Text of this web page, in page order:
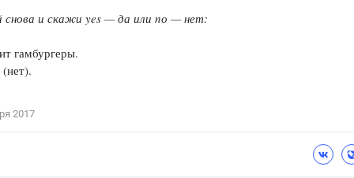
снова и скажи yes — да или nо — нет:
гамбургеры.
2017